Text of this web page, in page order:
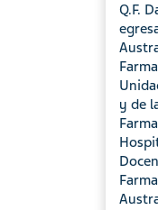
Q.F.
y de